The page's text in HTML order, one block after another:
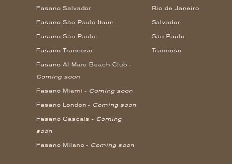
Fasano Salvador
Fasano São Paulo Itaim
Fasano São Paulo
Fasano Trancoso
Fasano Al Mare Beach Club -
Coming soon
Fasano Miami - Coming soon
Fasano London - Coming soon
Fasano Cascais - Coming
soon
Fasano Milano - Coming soon
Rio de Janeiro
Salvador
São Paulo
Trancoso